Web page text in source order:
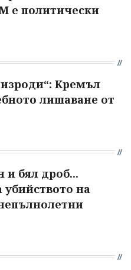
е политически
Кремъл
лишаване от
и бял дроб...
на